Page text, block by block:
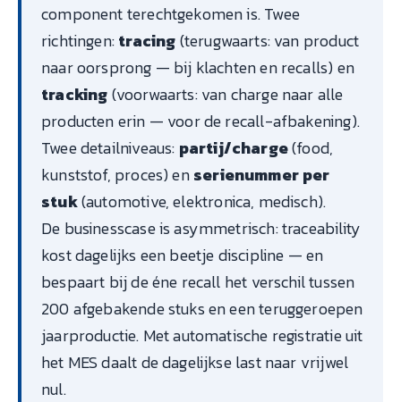
component terechtgekomen is. Twee
richtingen:tracing(terugwaarts: van product
naar oorsprong — bij klachten en recalls) en
tracking(voorwaarts: van charge naar alle
producten erin — voor de recall-afbakening).
Twee detailniveaus: partij/charge(food,
kunststof, proces) enserienummer per
stuk(automotive, elektronica, medisch).
De businesscase is asymmetrisch: traceability
kost dagelijks een beetje discipline — en
bespaart bij de éne recall het verschil tussen
200 afgebakende stuks en een teruggeroepen
jaarproductie. Met automatische registratie uit
het MES daalt de dagelijkse last naar vrijwel
nul.